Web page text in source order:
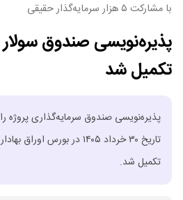
با مشارکت ۵ هزار سرمایه‌گذار حقیقی
پذیره‌نویسی صندوق
تکمیل شد
پذیره‌نویسی صندوق سرمایه‌گذاری پروژه
تاریخ ۳۰ خرداد ۱۴۰۵ در بورس
تکمیل شد.